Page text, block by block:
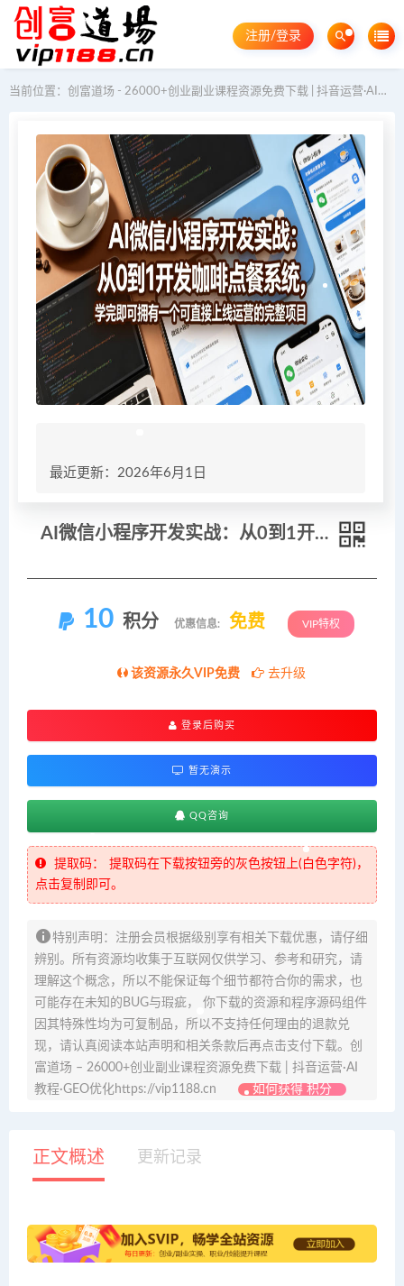
注册/登录
当前位置： 创富道场 - 26000+创业副业课程资源免费下载 | 抖音运营·AI教程·GEO优化
最近更新：2026年6月1日
AI微信小程序开发实战：从0到1开发咖啡点餐系统，学完即可拥有一个可直接上线运营的完整项目
10 积分 优惠信息: 免费 VIP特权
该资源永久VIP免费 去升级
登录后购买
暂无演示
QQ咨询
提取码：
提取码在下载按钮旁的灰色按钮上(白色字符)，
点击复制即可。
特别声明：注册会员根据级别享有相关下载优惠，请仔细
辨别。所有资源均收集于互联网仅供学习、参考和研究，请
理解这个概念，所以不能保证每个细节都符合你的需求，也
可能存在未知的BUG与瑕疵， 你下载的资源和程序源码组件
因其特殊性均为可复制品，所以不支持任何理由的退款兑
现，请认真阅读本站声明和相关条款后再点击支付下载。创
富道场 – 26000+创业副业课程资源免费下载 | 抖音运营·AI
教程·GEO优化https://vip1188.cn
如何获得 积分
正文概述 更新记录